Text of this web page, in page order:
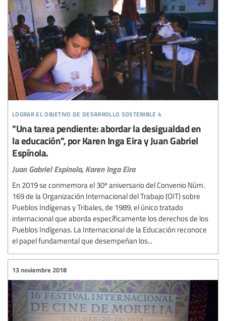
lograr el objetivo de desarrollo sostenible 4
"Una tarea pendiente: abordar la desigualdad en
la educación", por Karen Inga Eira y Juan Gabriel
Espínola.
Juan Gabriel Espinola, Karen Inga Eira
En 2019 se conmemora el 30ª aniversario del Convenio Núm.
169 de la Organización Internacional del Trabajo (OIT) sobre
Pueblos Indígenas y Tribales, de 1989, el único tratado
internacional que aborda específicamente los derechos de los
Pueblos Indígenas. La Internacional de la Educación reconoce
el papel fundamental que desempeñan los...
13 noviembre 2018